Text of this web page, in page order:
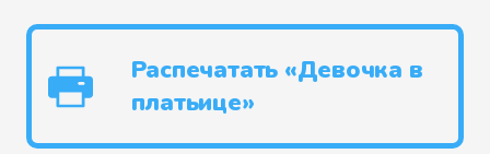
Распечатать «Девочка в
платьице»